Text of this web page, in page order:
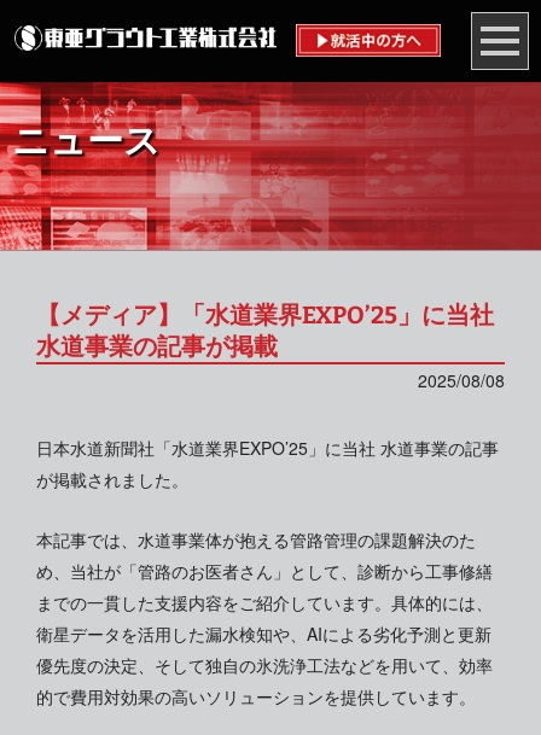
ニュース
【メディア】「水道業界EXPO’25」に当社
水道事業の記事が掲載
2025/08/08
日本水道新聞社「水道業界EXPO’25」に当社 水道事業の記事
が掲載されました。
本記事では、水道事業体が抱える管路管理の課題解決のた
め、当社が「管路のお医者さん」として、診断から工事修繕
までの一貫した支援内容をご紹介しています。具体的には、
衛星データを活用した漏水検知や、AIによる劣化予測と更新
優先度の決定、そして独自の氷洗浄工法などを用いて、効率
的で費用対効果の高いソリューションを提供しています。